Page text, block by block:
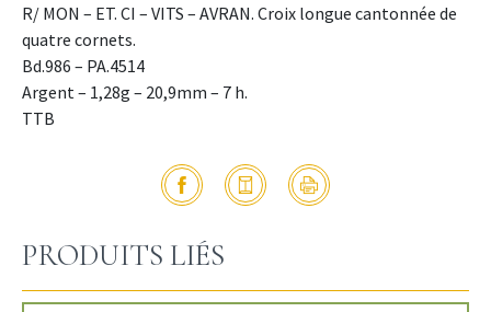
R/ MON – ET. CI – VITS – AVRAN. Croix longue cantonnée de
quatre cornets.
Bd.986 – PA.4514
Argent – 1,28g – 20,9mm – 7 h.
TTB
PRODUITS LIÉS